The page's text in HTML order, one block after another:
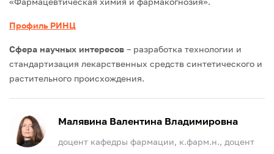
Профиль РИНЦ
Сфера научных интересов – разработка технологии и
стандартизация лекарственных средств синтетического и
растительного происхождения.
Малявина Валентина Владимировна
доцент кафедры фармации, к.фарм.н., доцент